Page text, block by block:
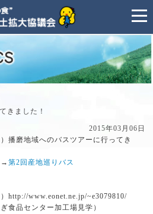
きました！
2015年03月06日
播磨地域へのバスツアーに行ってき
→ 第2回産地巡りバス
http://www.eonet.ne.jp/~e3079810/
食品センター加工場見学）